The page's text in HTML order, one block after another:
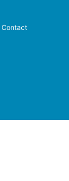
Contact